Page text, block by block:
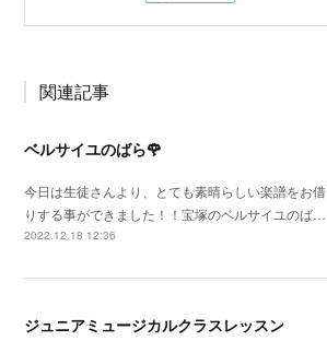
関連記事
ベルサイユのばら🌹
今日は生徒さんより、とても素晴らしい楽譜をお借
りする事ができました！！宝塚のベルサイユのば…
2022.12.18 12:36
ジュニアミュージカルクラスレッスン